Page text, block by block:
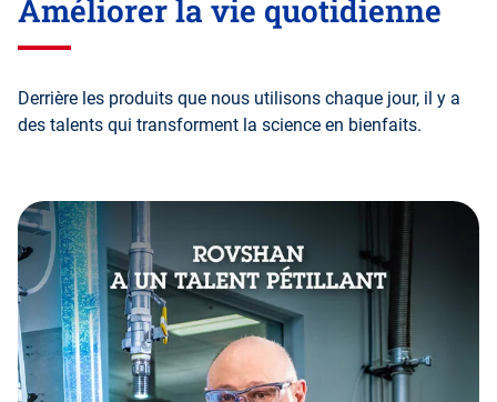
Améliorer la vie quotidienne
Derrière les produits que nous utilisons chaque jour, il y a
des talents qui transforment la science en bienfaits.